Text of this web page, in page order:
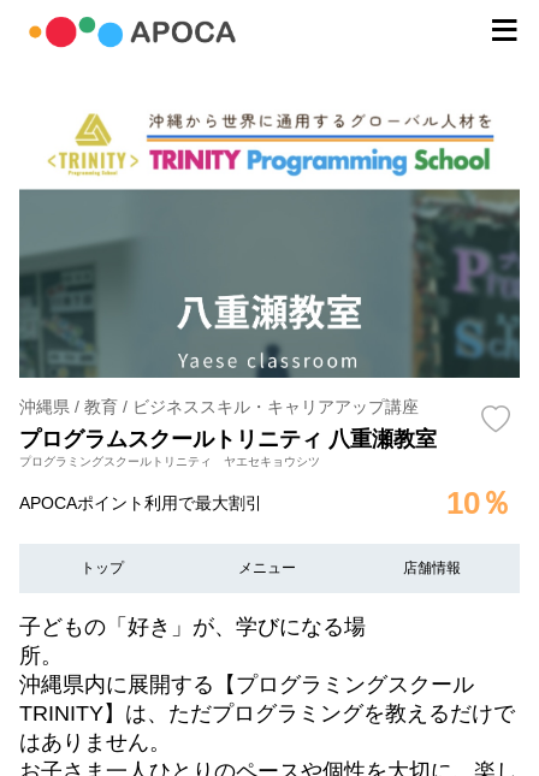
沖縄県 / 教育 / ビジネススキル・キャリアアップ講座
プログラムスクールトリニティ 八重瀬教室
プログラミングスクールトリニティ ヤエセキョウシツ
APOCAポイント利用で最大割引 10％
トップ メニュー 店舗情報
子どもの「好き」が、学びになる場
所。
沖縄県内に展開する【プログラミングスクール
TRINITY】は、ただプログラミングを教えるだけで
はありません。
お子さま一人ひとりのペースや個性を大切に、楽し